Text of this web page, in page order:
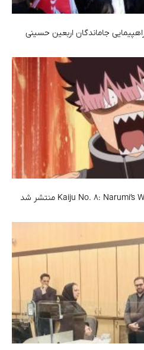
جاماندگان اربعین حسینی